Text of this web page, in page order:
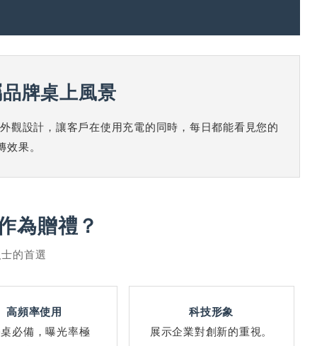
牌桌上風景
觀設計，讓客戶在使用充電的同時，每日都能看見您的
果。
為贈禮？
的首選
高頻率使用
必備，曝光率極
科技形象
展示企業對創新的重視。